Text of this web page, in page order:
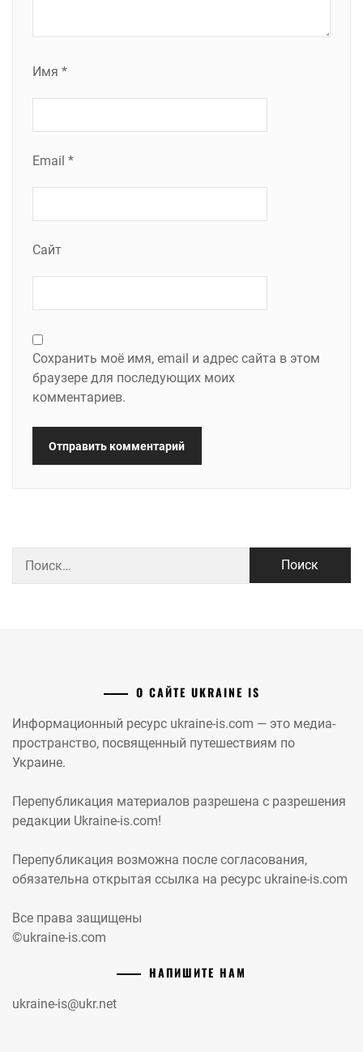
Имя *
Email *
Сайт
Сохранить моё имя, email и адрес сайта в этом
браузере для последующих моих
комментариев.
О САЙТЕ UKRAINE IS
Информационный ресурс ukraine-is.com — это медиа-
пространство, посвященный путешествиям по
Украине.
Перепубликация материалов разрешена с разрешения
редакции Ukraine-is.com!
Перепубликация возможна после согласования,
обязательна открытая ссылка на ресурс ukraine-is.com
Все права защищены
©ukraine-is.com
НАПИШИТЕ НАМ
ukraine-is@ukr.net